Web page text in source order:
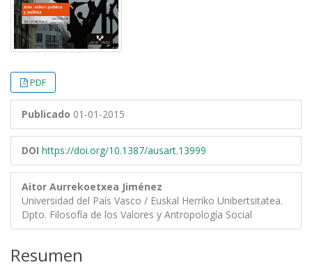
PDF
Publicado 01-01-2015
DOI https://doi.org/10.1387/ausart.13999
Aitor Aurrekoetxea Jiménez
Universidad del País Vasco / Euskal Herriko Unibertsitatea.
Dpto. Filosofía de los Valores y Antropología Social
Resumen